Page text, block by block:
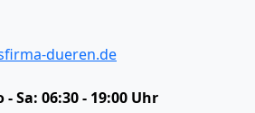
dueren.de
- Sa: 06:30 - 19:00 Uhr